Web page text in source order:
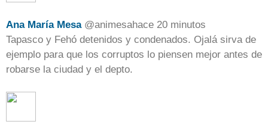
Ana María Mesa @animesahace 20 minutos
Tapasco y Fehó detenidos y condenados. Ojalá sirva de
ejemplo para que los corruptos lo piensen mejor antes de
robarse la ciudad y el depto.